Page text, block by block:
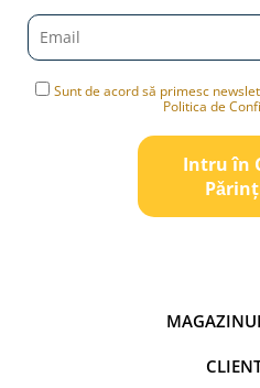
Sunt de acord să primesc
Politica de
Intru în